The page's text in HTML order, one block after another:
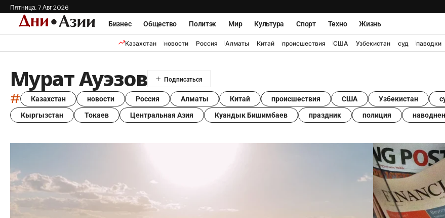
Пятница, 7 Авг 2026
Бизнес
Общество Политэк Мир Культура Спорт Техно Жизнь
Казахстан новости Россия Алматы Китай происшествия США Узбекистан суд паводки
Мурат Ауэзов
# Казахстан новости Россия Алматы Китай происшествия США Узбекистан
Кыргызстан Токаев Центральная Азия Куандык Бишимбаев праздник полиция